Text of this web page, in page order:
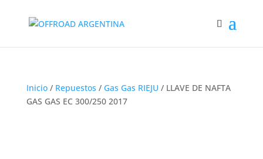
Inicio/ Repuestos / Gas Gas RIEJU / LLAVE DE NAFTA
GAS GAS EC 300/250 2017